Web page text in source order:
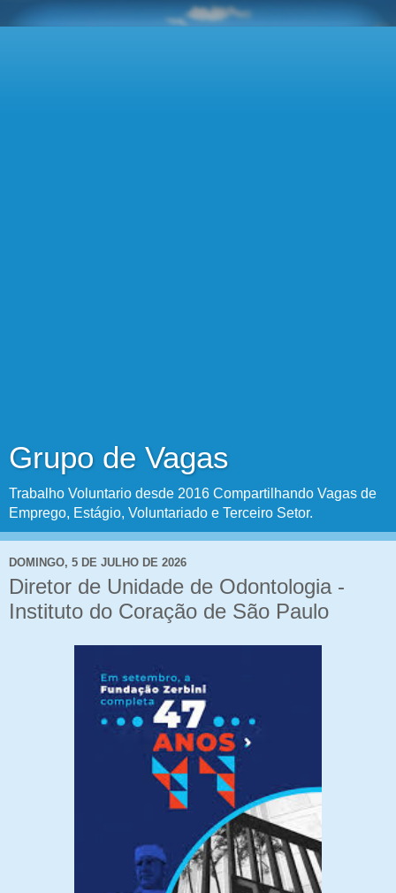
Grupo de Vagas
Trabalho Voluntario desde 2016 Compartilhando Vagas de
Emprego, Estágio, Voluntariado e Terceiro Setor.
DOMINGO, 5 DE JULHO DE 2026
Diretor de Unidade de Odontologia -
Instituto do Coração de São Paulo